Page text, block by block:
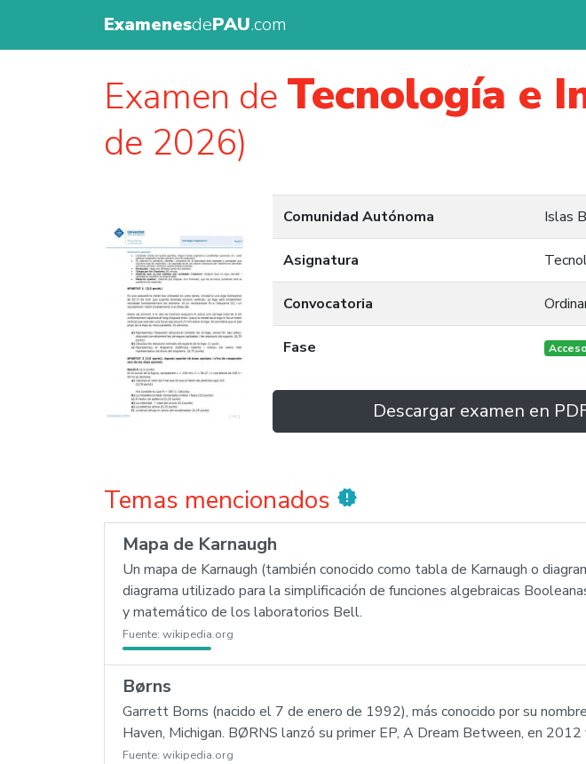
ExamenesdePAU.com
Examen de Tecnología e
de 2026)
Comunidad Autónoma Islas
Asignatura
Convocatoria
Fase Acceso
Descargar examen en
Temas mencionados new_releases
Mapa de Karnaugh
Un mapa de Karnaugh (también conocido como tabla de Karnaugh o
diagrama utilizado para la simplificación de funciones algebraicas
y matemático de los laboratorios Bell.
Fuente: wikipedia.org
Børns
Garrett Borns (nacido el 7 de enero de 1992), más conocido por su
Haven, Michigan. BØRNS lanzó su primer EP, A Dream Between, en
Fuente: wikipedia.org